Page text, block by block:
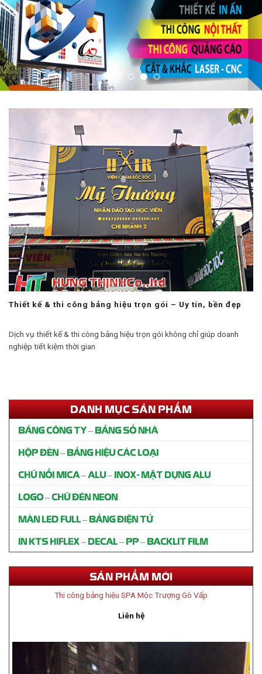
BẢNG CÔNG TY – BẢNG SỐ NHÀ
HỘP ĐÈN – BẢNG HIỆU CÁC LOẠI
CHỮ NỔI MICA – ALU – INOX- MẶT DỰNG ALU
LOGO – CHỮ ĐÈN NEON
MÀN LED FULL – BẢNG ĐIỆN TỬ
IN KTS HIFLEX – DECAL – PP – BACKLIT FILM
Thi công bảng hiệu SPA Mộc Trượng Gò Vấp
Liên hệ
Thiết kế & thi công bảng hiệu trọn gói – Uy tín, bền đẹp
nghiệp tiết kiệm thời gian